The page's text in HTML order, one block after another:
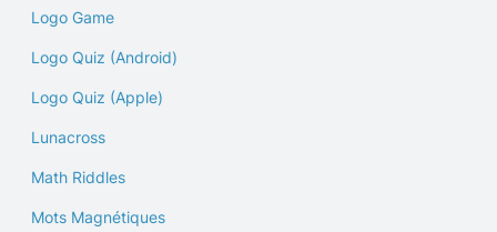
Logo Game
Logo Quiz (Android)
Logo Quiz (Apple)
Lunacross
Math Riddles
Mots Magnétiques